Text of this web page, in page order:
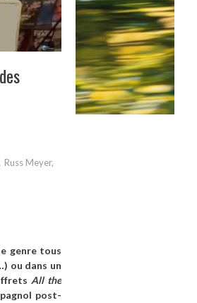
Russ Meyer,
genre tous
ou dans un
All the
post-